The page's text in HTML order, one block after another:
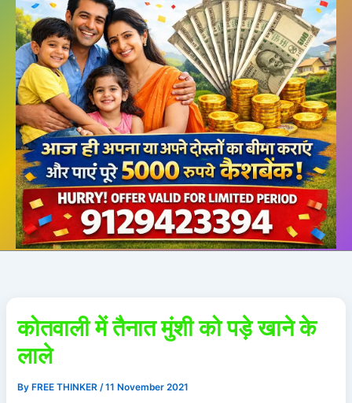
कोतवाली में तैनात मुंशी को पड़े खाने के
लाले
By FREE THINKER/11 November 2021